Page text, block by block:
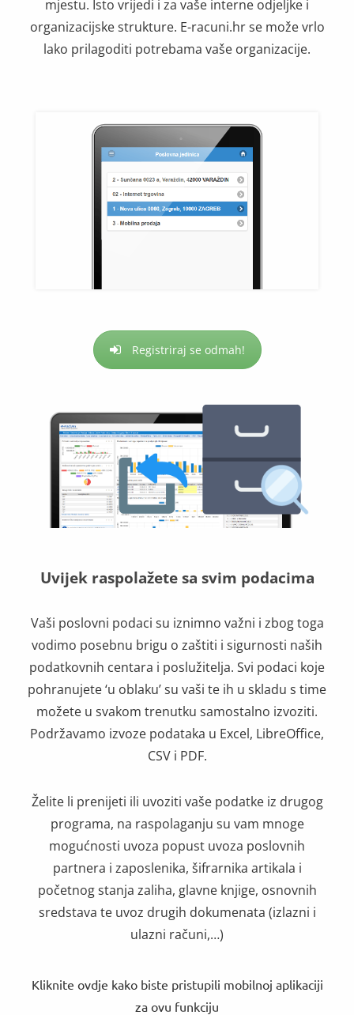
mjestu. Isto vrijedi i za vaše interne odjeljke i
organizacijske strukture. E-racuni.hr se može vrlo
lako prilagoditi potrebama vaše organizacije.
Registriraj se odmah!
Uvijek raspolažete sa svim podacima
Vaši poslovni podaci su iznimno važni i zbog toga
vodimo posebnu brigu o zaštiti i sigurnosti naših
podatkovnih centara i poslužitelja. Svi podaci koje
pohranujete ‘u oblaku’ su vaši te ih u skladu s time
možete u svakom trenutku samostalno izvoziti.
Podržavamo izvoze podataka u Excel, LibreOffice,
CSV i PDF.
Želite li prenijeti ili uvoziti vaše podatke iz drugog
programa, na raspolaganju su vam mnoge
mogućnosti uvoza popust uvoza poslovnih
partnera i zaposlenika, šifrarnika artikala i
početnog stanja zaliha, glavne knjige, osnovnih
sredstava te uvoz drugih dokumenata (izlazni i
ulazni računi,…)
Kliknite ovdje kako biste pristupili mobilnoj aplikaciji
za ovu funkciju